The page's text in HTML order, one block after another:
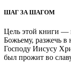
ШАГ ЗА ШАГОМ
Цель этой книги —
Божьему, разжечь
Господу Иисусу
был прожит во